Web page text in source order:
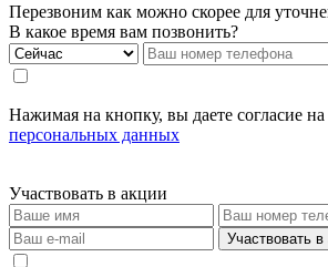
Перезвоним как можно скорее для
В какое время вам позвонить?
Нажимая на кнопку, вы даете согласие на
персональных данных
Участвовать в акции
Участвовать в